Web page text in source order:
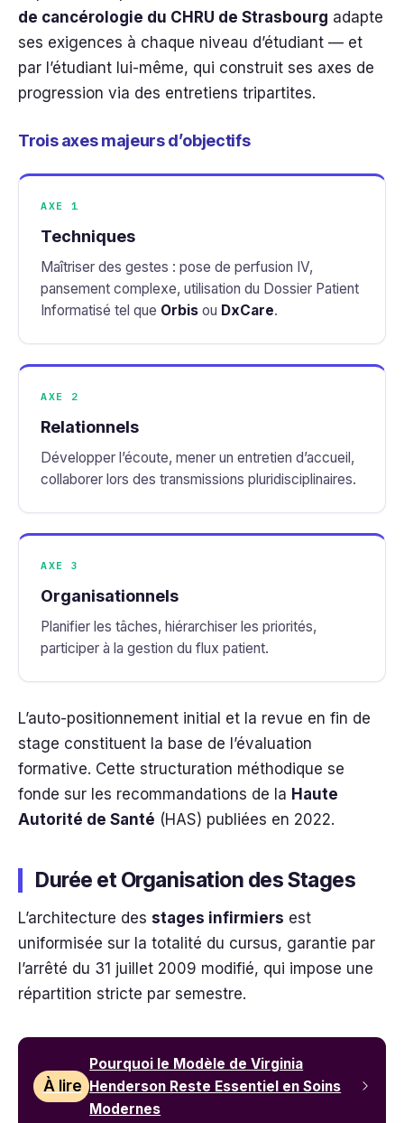
de cancérologie du CHRU de Strasbourg adapte
ses exigences à chaque niveau d’étudiant — et
par l’étudiant lui-même, qui construit ses axes de
progression via des entretiens tripartites.
Trois axes majeurs d’objectifs
AXE 1
Techniques
Maîtriser des gestes : pose de perfusion IV,
pansement complexe, utilisation du Dossier Patient
Informatisé tel que Orbis ou DxCare.
AXE 2
Relationnels
Développer l’écoute, mener un entretien d’accueil,
collaborer lors des transmissions pluridisciplinaires.
AXE 3
Organisationnels
Planifier les tâches, hiérarchiser les priorités,
participer à la gestion du flux patient.
L’auto-positionnement initial et la revue en fin de
stage constituent la base de l’évaluation
formative. Cette structuration méthodique se
fonde sur les recommandations de la Haute
Autorité de Santé (HAS) publiées en 2022.
Durée et Organisation des Stages
L’architecture des stages infirmiers est
uniformisée sur la totalité du cursus, garantie par
l’arrêté du 31 juillet 2009 modifié, qui impose une
répartition stricte par semestre.
À lire
Pourquoi le Modèle de Virginia
Henderson Reste Essentiel en Soins
Modernes